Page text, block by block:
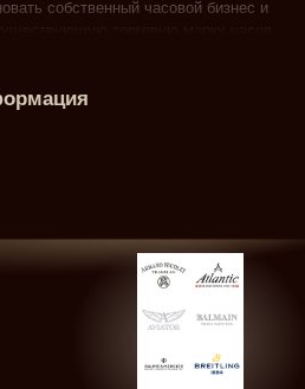
собственный часовой бизнес и
планы предпринимателя, и он
да ещё и под своим именем!